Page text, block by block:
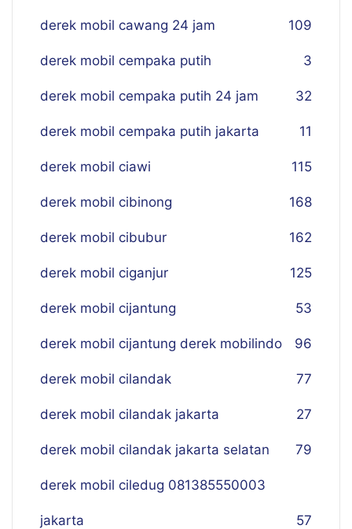
derek mobil cawang 24 jam 109
derek mobil cempaka putih 3
derek mobil cempaka putih 24 jam 32
derek mobil cempaka putih jakarta 11
derek mobil ciawi 115
derek mobil cibinong 168
derek mobil cibubur 162
derek mobil ciganjur 125
derek mobil cijantung 53
derek mobil cijantung derek mobilindo 96
derek mobil cilandak 77
derek mobil cilandak jakarta 27
derek mobil cilandak jakarta selatan 79
derek mobil ciledug 081385550003
jakarta 57